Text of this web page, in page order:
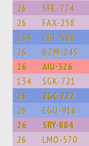
26 SFE-774
26 FAX-258
134 CBF-581
26 BZM-245
26 AIU-326
134 SGK-721
26 ZGC-722
26 EGU-916
26 SRY-884
26 LMO-570